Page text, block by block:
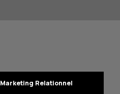
Marketing Relationnel